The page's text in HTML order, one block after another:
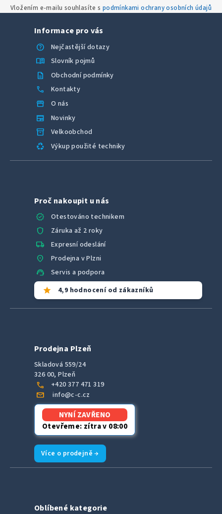
Vložením e-mailu souhlasíte s podmínkami ochrany osobních údajů
Informace pro vás
help
Nejčastější dotazy
menu_book Slovník pojmů
description Obchodní podmínky
call Kontakty
storefront O nás
newspaper Novinky
inventory_2 Velkoobchod
recycling Výkup použité techniky
Proč nakoupit u nás
verified
Otestováno technikem
shield Záruka až 2 roky
local_shipping Expresní odeslání
location_on Prodejna v Plzni
support_agent Servis a podpora
star 4,9 hodnocení od zákazníků
Prodejna Plzeň
Skladová 559/24
326 00, Plzeň
call +420 377 471 319
mail info@c-c.cz
NYNÍ ZAVŘENO
Otevřeme: zítra v 08:00
Více o prodejně →
Oblíbené kategorie